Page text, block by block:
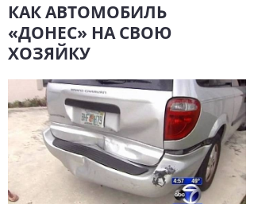
КАК АВТОМОБИЛЬ
«ДОНЕС» НА СВОЮ
ХОЗЯЙКУ